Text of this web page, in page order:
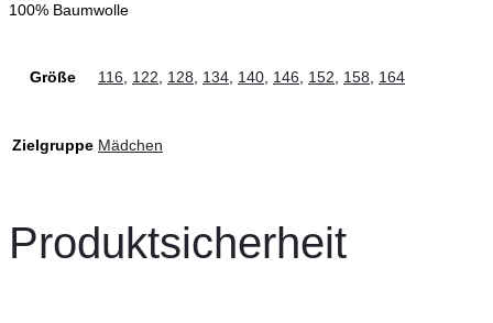
100% Baumwolle
Größe 116, 122, 128, 134, 140, 146, 152, 158, 164
Zielgruppe Mädchen
Produktsicherheit